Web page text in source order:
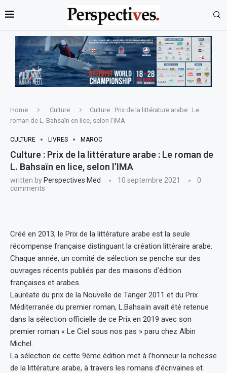
Home Culture
Culture : Prix de la littérature arabe : Le
roman de L. Bahsaïn en lice, selon l’IMA
CULTURE LIVRES MAROC
Culture : Prix de la littérature arabe : Le roman de
L. Bahsaïn en lice, selon l’IMA
written by Perspectives Med 10 septembre 2021
0
comments
Créé en 2013, le Prix de la littérature arabe est la seule
récompense française distinguant la création littéraire arabe.
Chaque année, un comité de sélection se penche sur des
ouvrages récents publiés par des maisons d’édition
françaises et arabes.
Lauréate du prix de la Nouvelle de Tanger 2011 et du Prix
Méditerranée du premier roman, L.Bahsaïn avait été retenue
dans la sélection officielle de ce Prix en 2019 avec son
premier roman « Le Ciel sous nos pas » paru chez Albin
Michel.
La sélection de cette 9ème édition met à l’honneur la richesse
de la littérature arabe, à travers les romans d’écrivaines et